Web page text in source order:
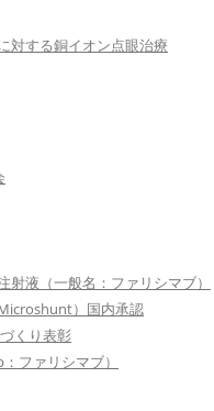
対する銅イオン点眼治療
射液（一般名：ファリシマブ）
）国内承認
くり表彰
ファリシマブ）